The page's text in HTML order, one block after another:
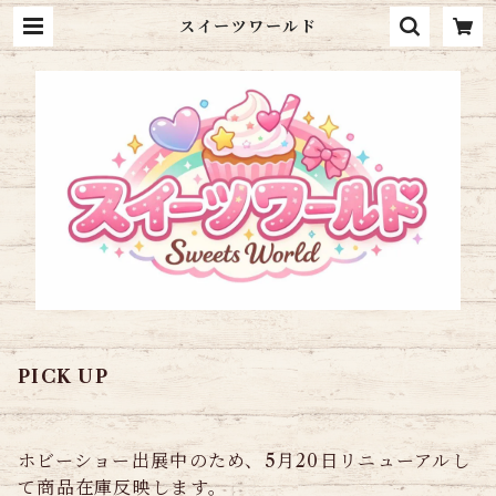
スイーツワールド
PICK UP
ホビーショー出展中のため、5月20日リニューアルし
て商品在庫反映します。